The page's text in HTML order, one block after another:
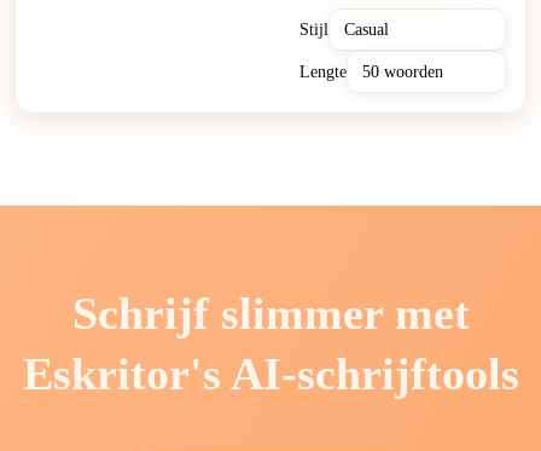
Stijl
Lengte
Schrijf slimmer met
Eskritor's AI-schrijftools